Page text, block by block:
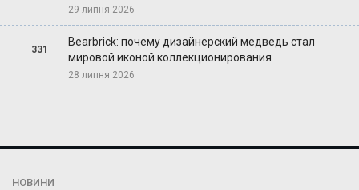
29 липня 2026
331
Bearbrick: почему дизайнерский медведь стал
мировой иконой коллекционирования
28 липня 2026
НОВИНИ